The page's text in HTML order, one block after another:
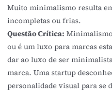
Muito minimalismo resulta
incompletas ou frias.
Questão Crítica:
ou é um luxo para marcas
dar ao luxo de ser
marca. Uma startup
personalidade visual para se